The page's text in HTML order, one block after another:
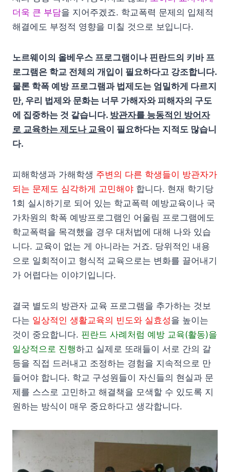
더욱 큰 부담을 지어주겠죠. 학교폭력 문제의 입체적
해결에도 부정적 영향을 미칠 것으로 보입니다.
노르웨이의 올베우스 프로그램이나 핀란드의 키바 프
로그램은 학교 전체의 개입이 필요하다고 강조합니다.
물론 학폭 예방 프로그램과 법제도는 엄밀하게 다르지
만, 우리 법제와 문화는 너무 가해자와 피해자의 구도
에 집중하는 것 같습니다. 방관자를 능동적인 방어자
로 교육하는 제도나 교육이 필요하다는 지적도 많습니
다.
피해학생과 가해학생 주변의 다른 학생들이 방관자가
되는 문제도 심각하게 고민해야 합니다. 현재 학기당
1회 실시하기로 되어 있는 학교폭력 예방교육이나 국
가차원의 학폭 예방프로그램인 어울림 프로그램에도
학교폭력을 목격했을 경우 대처법에 대해 나와 있습
니다. 교육이 없는 게 아니라는 거죠. 당위적인 내용
으로 일회적이고 형식적 교육으로는 변화를 끌어내기
가 어렵다는 이야기입니다.
결국 별도의 방관자 교육 프로그램을 추가하는 것보
다는 일상적인 생활교육의 빈도와 실효성을 높이는
것이 중요합니다. 핀란드 사례처럼 예방 교육(활동)을
일상적으로 진행하고 실제로 또래들이 서로 간의 갈
등을 직접 드러내고 조정하는 경험을 지속적으로 만
들어야 합니다. 학교 구성원들이 자신들의 현실과 문
제를 스스로 고민하고 해결책을 모색할 수 있도록 지
원하는 방식이 매우 중요하다고 생각합니다.